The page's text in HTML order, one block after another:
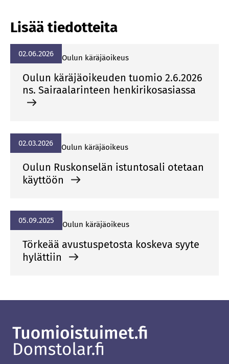
Lisää tiedotteita
02.06.2026 Ou­lun kä­rä­jä­oi­keus
Oulun käräjäoikeuden tuomio 2.6.2026
ns. Sairaalarinteen henkirikosasiassa
02.03.2026 Ou­lun kä­rä­jä­oi­keus
Oulun Ruskonselän istuntosali otetaan
käyttöön
05.09.2025 Ou­lun kä­rä­jä­oi­keus
Törkeää avustuspetosta koskeva syyte
hylättiin